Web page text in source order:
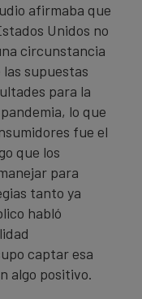
afirmaba que
Unidos no
circunstancia
supuestas
para la
lo que
fue el
que los
para
tanto ya
habló
captar esa
algo positivo.